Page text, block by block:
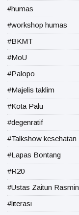
#humas
#workshop humas
#BKMT
#MoU
#Palopo
#Majelis taklim
#Kota Palu
#degenratif
#Talkshow kesehatan
#Lapas Bontang
#R20
#Ustas Zaitun Rasmin
#literasi